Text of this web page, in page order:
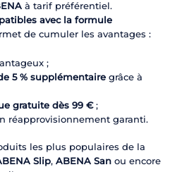
à tarif préférentiel.
avec la formule
de cumuler les avantages :
;
5 % supplémentairegrâce à
gratuite dès 99 €;
réapprovisionnement garanti.
les plus populaires de la
Slip, ABENA Sanou encore